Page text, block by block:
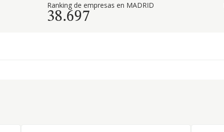
Ranking de empresas en MADRID
38.697